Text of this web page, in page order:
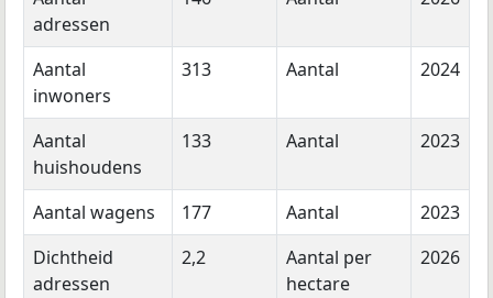
adressen
Aantal
inwoners
313 Aantal 2024
Aantal
huishoudens
133 Aantal 2023
Aantal wagens 177 Aantal
2023
Dichtheid
adressen
2,2
Aantal per
hectare
2026